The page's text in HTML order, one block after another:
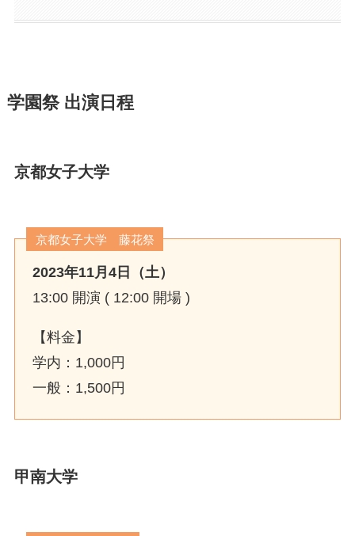
学園祭 出演日程
京都女子大学
京都女子大学 藤花祭
2023年11月4日（土）
13:00 開演 ( 12:00 開場 )
【料金】
学内：1,000円
一般：1,500円
甲南大学